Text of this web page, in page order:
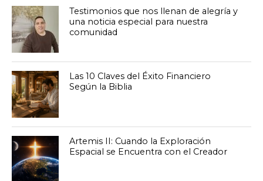
Testimonios que nos llenan de alegría y
una noticia especial para nuestra
comunidad
Las 10 Claves del Éxito Financiero
Según la Biblia
Artemis II: Cuando la Exploración
Espacial se Encuentra con el Creador